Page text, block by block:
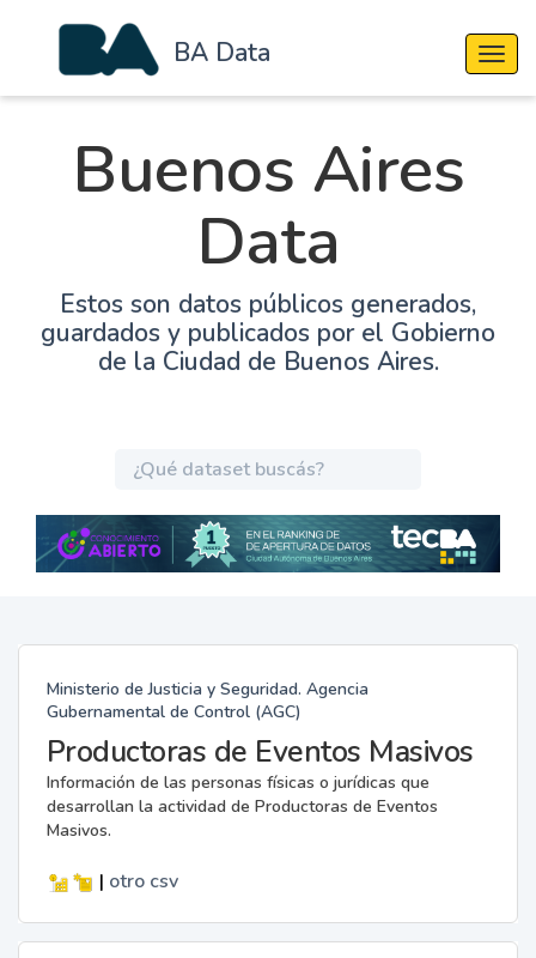
BA Data
Buenos Aires
Data
Estos son datos públicos generados,
guardados y publicados por el Gobierno
de la Ciudad de Buenos Aires.
Ministerio de Justicia y Seguridad. Agencia
Gubernamental de Control (AGC)
Productoras de Eventos Masivos
Información de las personas físicas o jurídicas que
desarrollan la actividad de Productoras de Eventos
Masivos.
| otro csv